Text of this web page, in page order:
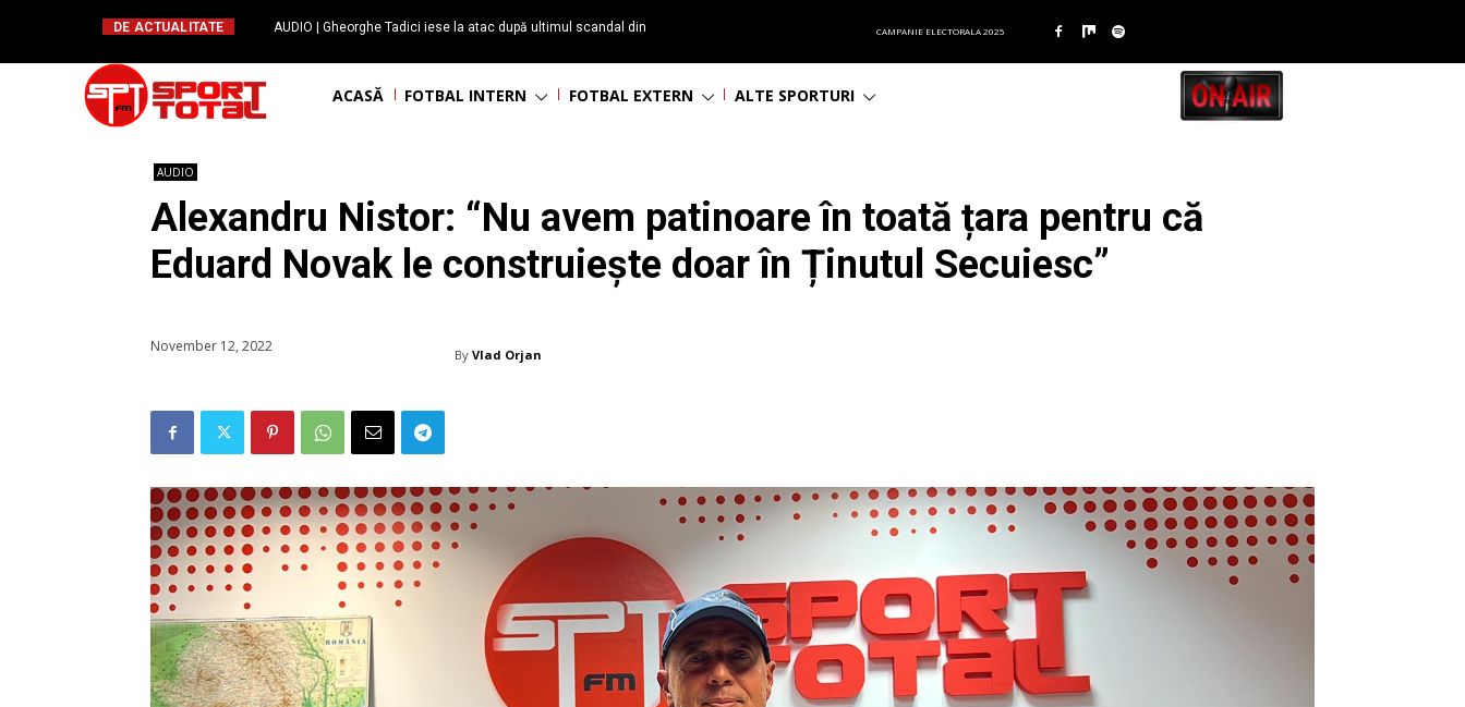
DE ACTUALITATE
AUDIO | Gheorghe Tadici iese la atac după ultimul scandal din
CAMPANIE ELECTORALA 2025
ACASĂ FOTBAL INTERN FOTBAL EXTERN ALTE SPORTURI
AUDIO
Alexandru Nistor: “Nu avem patinoare în toată țara pentru că
Eduard Novak le construiește doar în Ținutul Secuiesc”
November 12, 2022 By Vlad Orjan